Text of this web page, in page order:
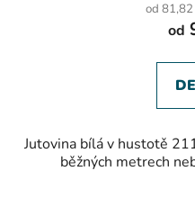
od 81,82
od
Jutovina bílá v hustotě
běžných metrech